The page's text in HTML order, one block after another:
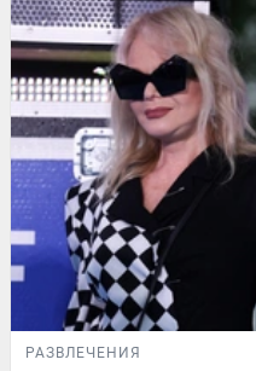
РАЗВЛЕЧЕНИЯ